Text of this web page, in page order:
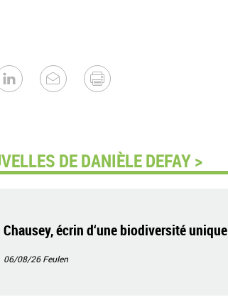
DE DANIÈLE DEFAY >
Chausey, écrin d‘une biodiversité unique
06/08/26Feulen